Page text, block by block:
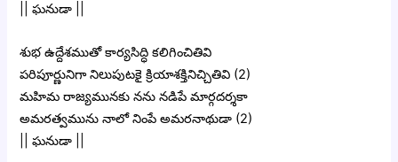
|| ఘనుడా ||
శుభ ఉద్దేశముతో కార్యసిద్ధి కలిగించితివి
పరిపూర్ణునిగా నిలుపుటకై క్రియాశక్తినిచ్చితివి (2)
మహిమ రాజ్యమునకు నను నడిపే మార్గదర్శకా
అమరత్వమును నాలో నింపే అమరనాథుడా (2)
|| ఘనుడా ||